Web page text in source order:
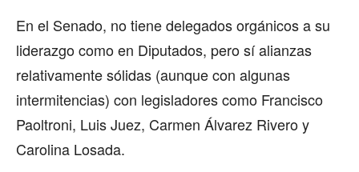
En el Senado, no tiene delegados orgánicos a su
liderazgo como en Diputados, pero sí alianzas
relativamente sólidas (aunque con algunas
intermitencias) con legisladores como Francisco
Paoltroni, Luis Juez, Carmen Álvarez Rivero y
Carolina Losada.